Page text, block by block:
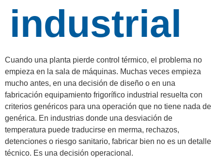
industrial
Cuando una planta pierde control térmico, el problema no
empieza en la sala de máquinas. Muchas veces empieza
mucho antes, en una decisión de diseño o en una
fabricación equipamiento frigorífico industrial resuelta con
criterios genéricos para una operación que no tiene nada de
genérica. En industrias donde una desviación de
temperatura puede traducirse en merma, rechazos,
detenciones o riesgo sanitario, fabricar bien no es un detalle
técnico. Es una decisión operacional.